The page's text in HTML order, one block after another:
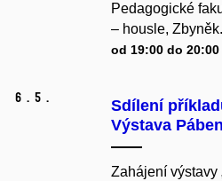
Pedagogické
– housle,
od 19:00 do 20:00
6. 5.
Sdílení
Výstava
Zahájení výstavy